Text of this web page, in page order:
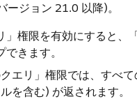
ジョン 21.0 以降)。
」権限を有効にすると
きます。
クエリ」権限では、すべ
を含む) が返されます。